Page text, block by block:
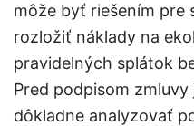
môže byť riešením
rozložiť náklady na
pravidelných splátok
Pred podpisom
dôkladne analyzovať